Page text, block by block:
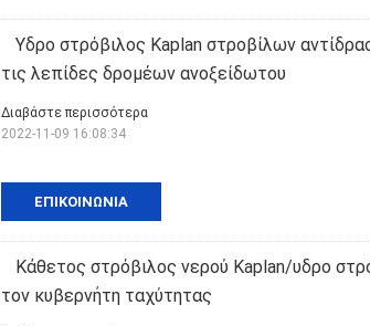
Υδρο στρόβιλος Kaplan στροβίλων
τις λεπίδες δρομέων ανοξείδωτου
ΕΠΙΚΟΙΝΩΝΊΑ
Διαβάστε περισσότερα
2022-11-09 16:08:34
Κάθετος στρόβιλος νερού Kaplan/υδρο
τον κυβερνήτη ταχύτητας